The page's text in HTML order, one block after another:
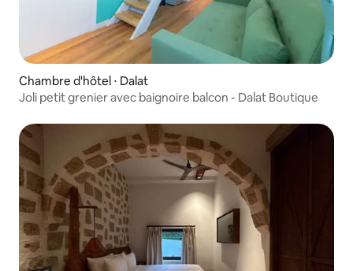
Chambre d'hôtel ⋅ Dalat
Joli petit grenier avec baignoire balcon - Dalat Boutique